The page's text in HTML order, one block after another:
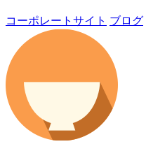
コーポレートサイト ブログ